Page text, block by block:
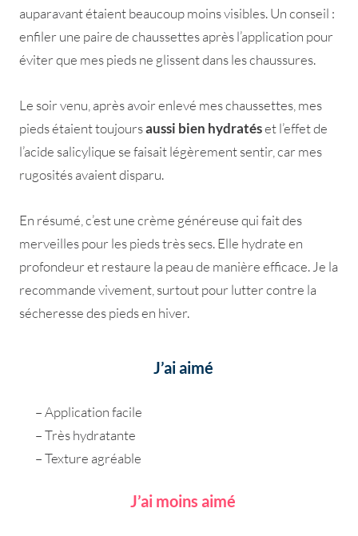
auparavant étaient beaucoup moins visibles. Un conseil :
enfiler une paire de chaussettes après l’application pour
éviter que mes pieds ne glissent dans les chaussures.
Le soir venu, après avoir enlevé mes chaussettes, mes
pieds étaient toujoursaussi bien hydratéset l’effet de
l’acide salicylique se faisait légèrement sentir, car mes
rugosités avaient disparu.
En résumé, c’est une crème généreuse qui fait des
merveilles pour les pieds très secs. Elle hydrate en
profondeur et restaure la peau de manière efficace. Je la
recommande vivement, surtout pour lutter contre la
sécheresse des pieds en hiver.
J’ai aimé
– Application facile
– Très hydratante
– Texture agréable
J’ai moins aimé